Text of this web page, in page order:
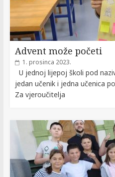
Advent može početi
1. prosinca 2023.
U jednoj lijepoj školi pod
jedan učenik i jedna učenica
Za vjeroučitelja